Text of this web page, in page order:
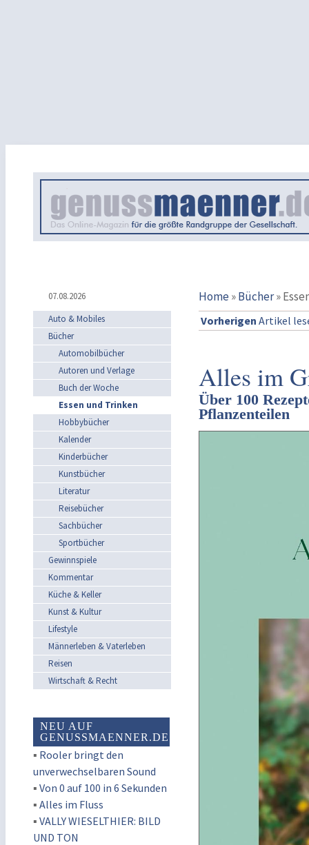
07.08.2026 Home»Bücher»
Auto & Mobiles
Bücher
Automobilbücher
Autoren und Verlage
Buch der Woche
Essen und Trinken
Hobbybücher
Kalender
Kinderbücher
Kunstbücher
Literatur
Reisebücher
Sachbücher
Sportbücher
Gewinnspiele
Kommentar
Küche & Keller
Kunst & Kultur
Lifestyle
Männerleben & Vaterleben
Reisen
Wirtschaft & Recht
NEU AUF
GENUSSMAENNER.DE
▪ Rooler bringt den
unverwechselbaren Sound
▪ Von 0 auf 100 in 6 Sekunden
▪ Alles im Fluss
▪ VALLY WIESELTHIER: BILD
UND TON
Vorherigen Artikel
Alles im
Über 100
Pflanzenteilen